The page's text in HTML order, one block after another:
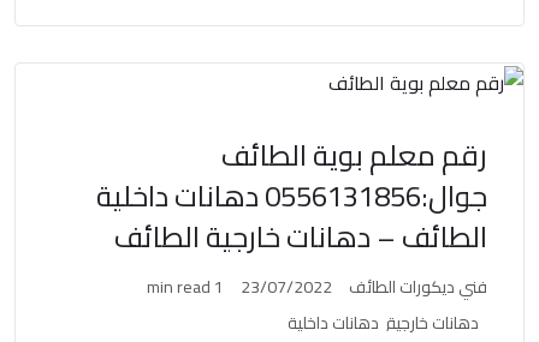
رقم معلم بوية الطائف
جوال:0556131856 دهانات داخلية
الطائف – دهانات خارجية الطائف
فني ديكورات الطائف 23/07/2022
1 min read
دهانات خارجية دهانات داخلية